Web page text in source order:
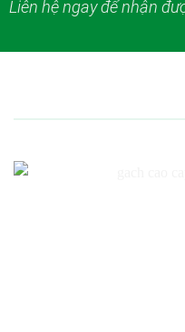
Liên hệ ngay để nhận